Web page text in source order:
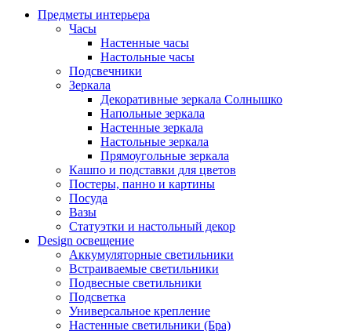
Предметы интерьера
Часы
Настенные часы
Настольные часы
Подсвечники
Зеркала
Декоративные зеркала Солнышко
Напольные зеркала
Настенные зеркала
Настольные зеркала
Прямоугольные зеркала
Кашпо и подставки для цветов
Постеры, панно и картины
Посуда
Вазы
Статуэтки и настольный декор
Design освещение
Аккумуляторные светильники
Встраиваемые светильники
Подвесные светильники
Подсветка
Универсальное крепление
Настенные светильники (Бра)